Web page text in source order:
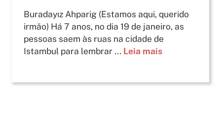
Buradayız Ahparig (Estamos aqui, querido
irmão) Há 7 anos, no dia 19 de janeiro, as
pessoas saem às ruas na cidade de
Istambul para lembrar ... Leia mais